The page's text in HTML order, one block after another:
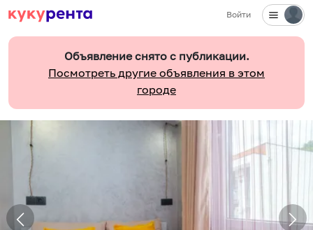
Войти
Объявление снято с публикации.
Посмотреть другие объявления в этом
городе